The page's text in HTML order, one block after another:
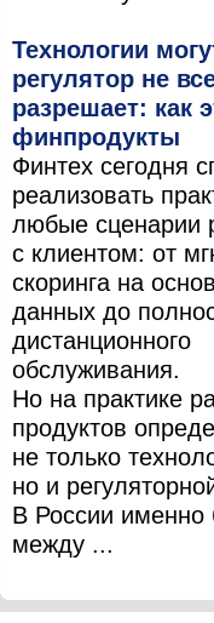
Технологии
регулятор не
разрешает: как
финпродукты
Финтех сегодня
реализовать
любые сценарии
с клиентом: от
скоринга на
данных до
дистанционного
обслуживания.
Но на практике
продуктов
не только
но и
В России именно
между ...